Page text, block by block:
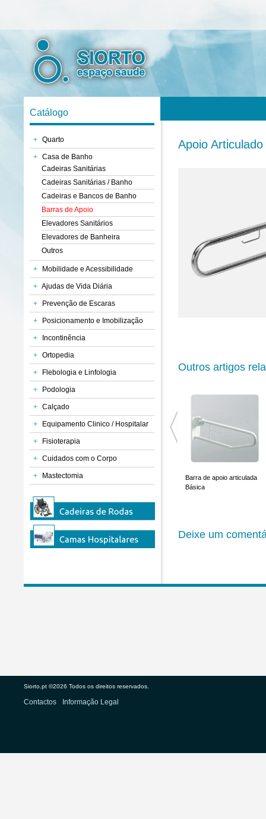
Catálogo
+ Quarto
+
Casa de Banho
Cadeiras Sanitárias
Cadeiras Sanitárias / Banho
Cadeiras e Bancos de Banho
Barras de Apoio
Elevadores Sanitários
Elevadores de Banheira
Outros
+ Mobilidade e Acessibilidade
+ Ajudas de Vida Diária
+ Prevenção de Escaras
+ Posicionamento e Imobilização
+ Incontinência
+ Ortopedia
+ Flebologia e Linfologia
+ Podologia
+ Calçado
+ Equipamento Clinico / Hospitalar
+ Fisioterapia
+ Cuidados com o Corpo
+ Mastectomia
Apoio
Outros artigos
Barra de Apoio Ocea
Inoxidável
Barra de apoio articulada
Básica
Deixe um
Siorto.pt ©2026 Todos os direitos reservados.
Contactos Informação Legal